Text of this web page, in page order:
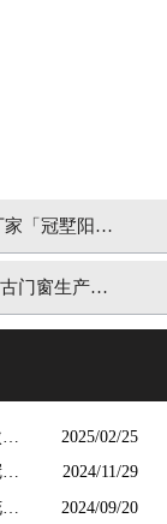
「冠墅阳
门窗生产厂
2025/02/25
2024/11/29
2024/09/20